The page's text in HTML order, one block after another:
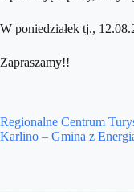
W poniedziałek tj.,
Zapraszamy!!
Regionalne Centrum
Karlino – Gmina z